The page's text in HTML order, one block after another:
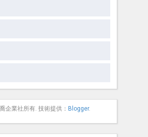
企業社所有. 技術提供：Blogger.